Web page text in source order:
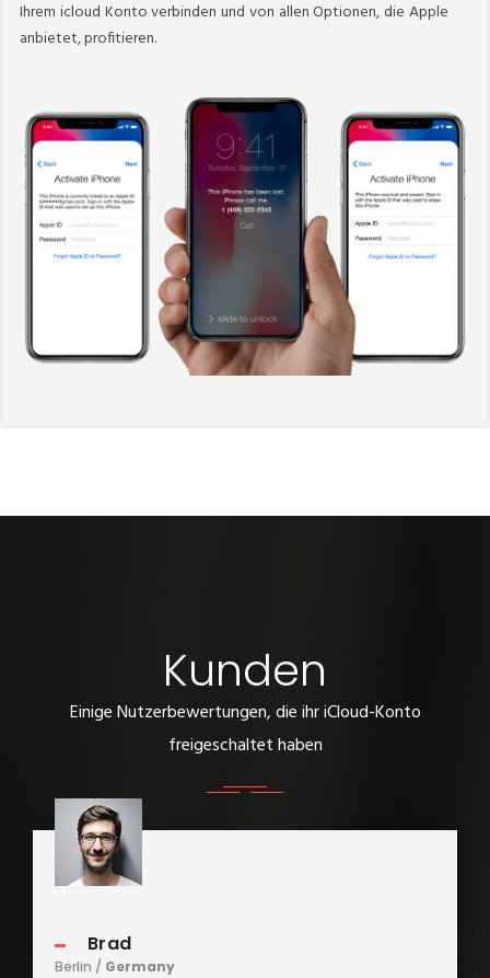
Ihrem icloud Konto verbinden und von allen Optionen, die Apple
anbietet, profitieren.
Kunden
Einige Nutzerbewertungen, die ihr iCloud-Konto
freigeschaltet haben
Brad
Berlin / Germany